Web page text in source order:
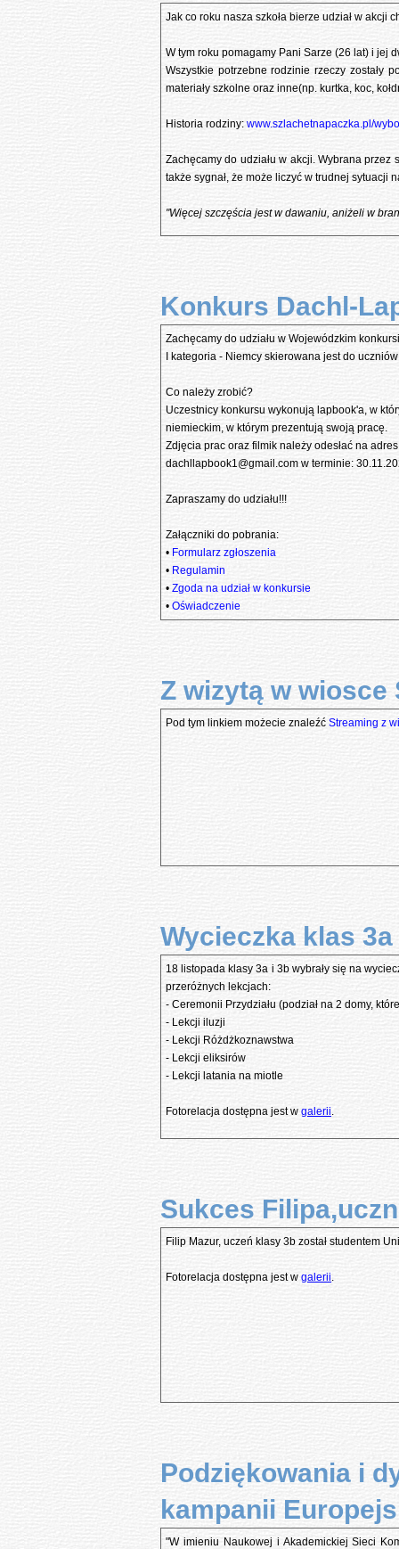
Jak co roku nasza szkoła bierze udział w akcji
W tym roku pomagamy Pani Sarze (26 lat) i jej
Wszystkie potrzebne rodzinie rzeczy zostały
materiały szkolne oraz inne(np. kurtka, koc,
Historia rodziny: www.szlachetnapaczka.pl/
Zachęcamy do udziału w akcji. Wybrana
także sygnał, że może liczyć w trudnej sytuacji
"Więcej szczęścia jest w dawaniu, aniżeli w
Konkurs Dachl-
Zachęcamy do udziału w Wojewódzkim
I kategoria - Niemcy skierowana jest do
Co należy zrobić?
Uczestnicy konkursu wykonują lapbook'a, w
niemieckim, w którym prezentują swoją pracę.
Zdjęcia prac oraz filmik należy odesłać na
dachllapbook1@gmail.com w terminie:
Zapraszamy do udziału!!!
Załączniki do pobrania:
• Formularz zgłoszenia
• Regulamin
• Zgoda na udział w konkursie
• Oświadczenie
Z wizytą w wiosce
Pod tym linkiem możecie znaleźć Streaming z
Wycieczka klas
18 listopada klasy 3a i 3b wybrały się na
przeróżnych lekcjach:
- Ceremonii Przydziału (podział na 2 domy,
- Lekcji iluzji
- Lekcji Różdżkoznawstwa
- Lekcji eliksirów
- Lekcji latania na miotle
Fotorelacja dostępna jest w galerii.
Sukces
Filip Mazur, uczeń klasy 3b został studentem
Fotorelacja dostępna jest w galerii.
Podziękowania i
kampanii
"W imieniu Naukowej i Akademickiej Sieci